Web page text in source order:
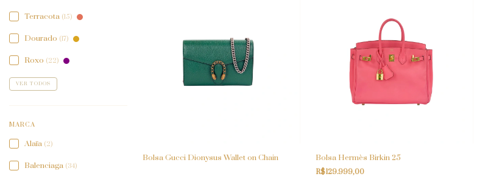
Terracota (15)
Dourado (17)
Roxo (22)
VER TODOS
MARCA
Alaïa (2)
Balenciaga (34)
Bolsa Gucci Dionysus Wallet on Chain Bolsa Hermès Birkin 25
R$129.999,00